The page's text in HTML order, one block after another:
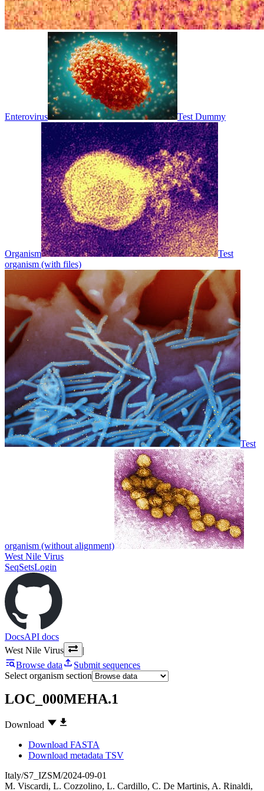
Enterovirus Test Dummy
Organism
Test
organism (with files)
Test
organism (without alignment)
West Nile Virus
SeqSetsLogin
DocsAPI docs
West Nile Virus
|
Browse data
Submit sequences
Select organism section
LOC_000MEHA.1
Download
Download FASTA
Download metadata TSV
Italy/S7_IZSM/2024-09-01
M. Viscardi, L. Cozzolino, L. Cardillo, C. De Martinis, A. Rinaldi,